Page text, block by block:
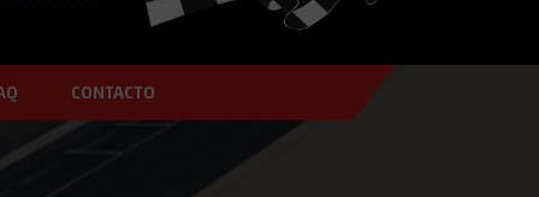
CONTACTO